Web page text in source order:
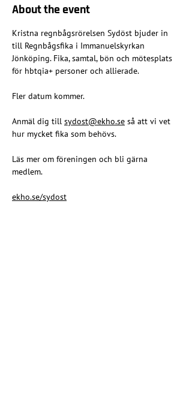
About the event
Kristna regnbågsrörelsen Sydöst bjuder in
till Regnbågsfika i Immanuelskyrkan
Jönköping. Fika, samtal, bön och mötesplats
för hbtqia+ personer och allierade.
Fler datum kommer.
Anmäl dig till sydost@ekho.se så att vi vet
hur mycket fika som behövs.
Läs mer om föreningen och bli gärna
medlem.
ekho.se/sydost